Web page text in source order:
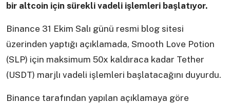
bir altcoin için sürekli vadeli işlemleri başlatıyor.
Binance 31 Ekim Salı günü resmi blog sitesi
üzerinden yaptığı açıklamada, Smooth Love Potion
(SLP) için maksimum 50x kaldıraca kadar Tether
(USDT) marjlı vadeli işlemleri başlatacağını duyurdu.
Binance tarafından yapılan açıklamaya göre